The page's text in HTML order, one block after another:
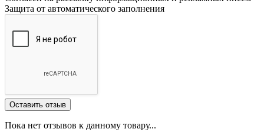
Защита от автоматического заполнения
Пока нет отзывов к данному товару...